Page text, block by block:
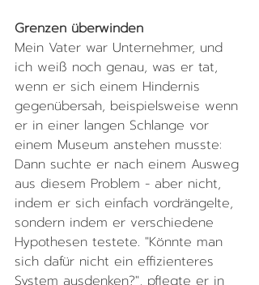
Grenzen überwinden
Mein Vater war Unternehmer, und
ich weiß noch genau, was er tat,
wenn er sich einem Hindernis
gegenübersah, beispielsweise wenn
er in einer langen Schlange vor
einem Museum anstehen musste:
Dann suchte er nach einem Ausweg
aus diesem Problem - aber nicht,
indem er sich einfach vordrängelte,
sondern indem er verschiedene
Hypothesen testete. "Könnte man
sich dafür nicht ein effizienteres
System ausdenken?", pflegte er in